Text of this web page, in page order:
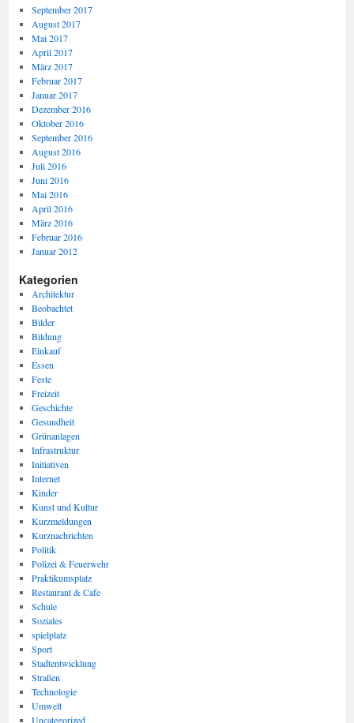
September 2017
August 2017
Mai 2017
April 2017
März 2017
Februar 2017
Januar 2017
Dezember 2016
Oktober 2016
September 2016
August 2016
Juli 2016
Juni 2016
Mai 2016
April 2016
März 2016
Februar 2016
Januar 2012
Kategorien
Architektur
Beobachtet
Bilder
Bildung
Einkauf
Essen
Feste
Freizeit
Geschichte
Gesundheit
Grünanlagen
Infrastruktur
Initiativen
Internet
Kinder
Kunst und Kultur
Kurzmeldungen
Kurznachrichten
Politik
Polizei & Feuerwehr
Praktikumsplatz
Restaurant & Cafe
Schule
Soziales
spielplatz
Sport
Stadtentwicklung
Straßen
Technologie
Umwelt
Uncategorized